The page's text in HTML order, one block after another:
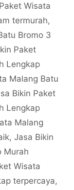
Wisata
termurah,
Bromo 3
Paket
Lengkap
Malang Batu
Bikin Paket
Lengkap
Malang
, Jasa Bikin
Murah
Wisata
terpercaya,